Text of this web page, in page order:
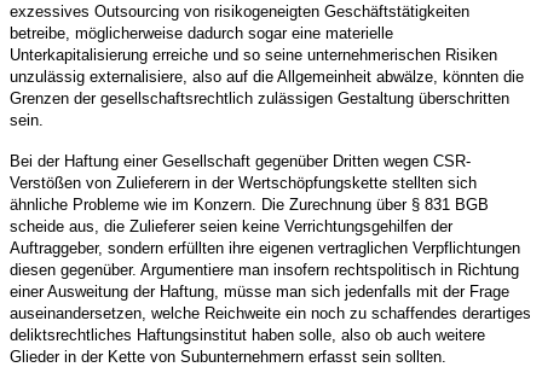
exzessives Outsourcing von risikogeneigten Geschäftstätigkeiten
betreibe, möglicherweise dadurch sogar eine materielle
Unterkapitalisierung erreiche und so seine unternehmerischen Risiken
unzulässig externalisiere, also auf die Allgemeinheit abwälze, könnten die
Grenzen der gesellschaftsrechtlich zulässigen Gestaltung überschritten
sein.
Bei der Haftung einer Gesellschaft gegenüber Dritten wegen CSR-
Verstößen von Zulieferern in der Wertschöpfungskette stellten sich
ähnliche Probleme wie im Konzern. Die Zurechnung über § 831 BGB
scheide aus, die Zulieferer seien keine Verrichtungsgehilfen der
Auftraggeber, sondern erfüllten ihre eigenen vertraglichen Verpflichtungen
diesen gegenüber. Argumentiere man insofern rechtspolitisch in Richtung
einer Ausweitung der Haftung, müsse man sich jedenfalls mit der Frage
auseinandersetzen, welche Reichweite ein noch zu schaffendes derartiges
deliktsrechtliches Haftungsinstitut haben solle, also ob auch weitere
Glieder in der Kette von Subunternehmern erfasst sein sollten.